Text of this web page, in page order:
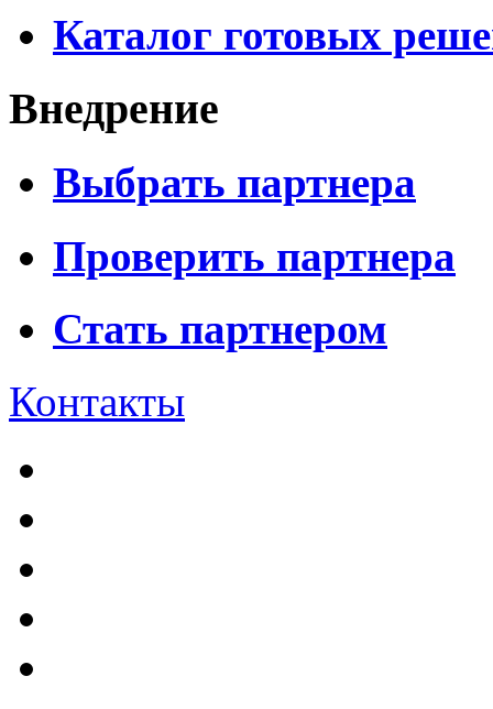
Каталог готовых
Внедрение
Выбрать партнера
Проверить партнера
Стать партнером
Контакты